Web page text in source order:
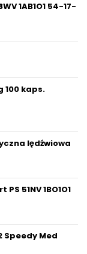
1AB1O1 54-17-
100 kaps.
lędźwiowa
51NV 1BO1O1
Speedy Med